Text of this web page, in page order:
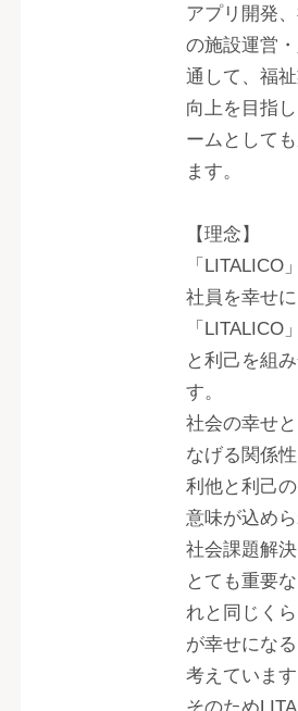
アプリ開発
の施設運営
通して、福
向上を目指
ームとして
ます。
【理念】
「LITALICO
社員を幸せに
「LITALICO
と利己を組
す。
社会の幸せ
なげる関係
利他と利己
意味が込めら
社会課題解
とても重要
れと同じく
が幸せにな
考えています